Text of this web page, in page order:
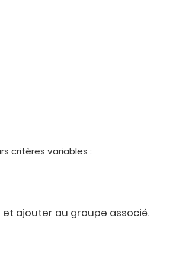
critères variables :
et ajouter au groupe associé.